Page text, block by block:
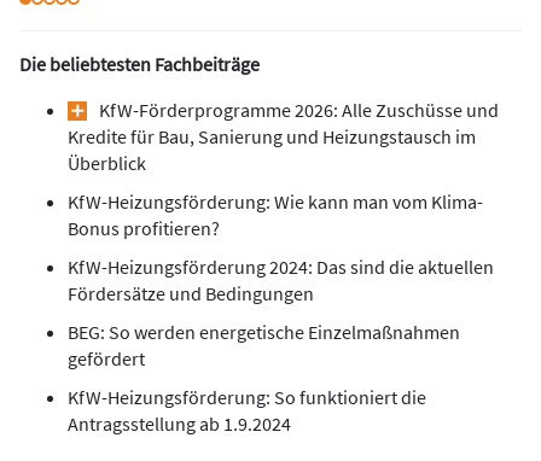
Die beliebtesten Fachbeiträge
KfW-Förderprogramme 2026: Alle Zuschüsse und
Kredite für Bau, Sanierung und Heizungstausch im
Überblick
KfW-Heizungsförderung: Wie kann man vom Klima-
Bonus profitieren?
KfW-Heizungsförderung 2024: Das sind die aktuellen
Fördersätze und Bedingungen
BEG: So werden energetische Einzelmaßnahmen
gefördert
KfW-Heizungsförderung: So funktioniert die
Antragsstellung ab 1.9.2024